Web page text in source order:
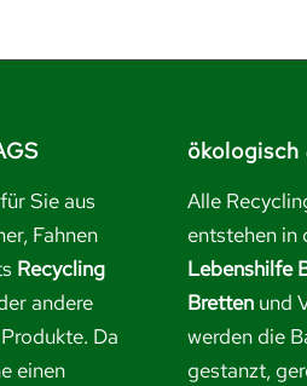
Sie aus
Fahnen
Recycling
andere
Da
einen
ökologisch
Alle
entstehen in
Lebenshilfe
Bretten und
werden die
gestanzt,